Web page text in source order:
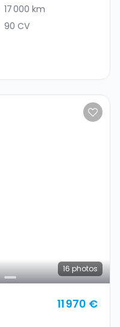
17 000 km
90 CV
16 photos
11 970 €